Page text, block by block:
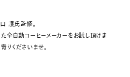
護氏監修。
全自動コーヒーメーカーをお試し頂けま
りくださいませ。